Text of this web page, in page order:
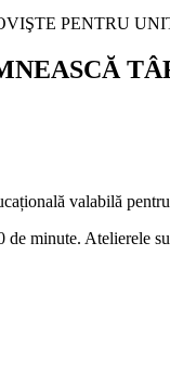
valabilă
minute. Atelierele